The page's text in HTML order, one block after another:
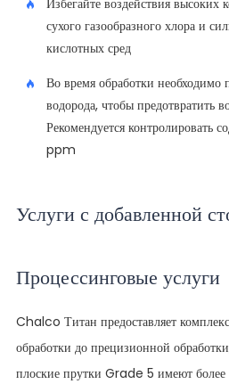
Избегайте воздействия высоких
сухого газообразного хлора и
кислотных сред
Во время обработки необходимо
водорода, чтобы предотвратить
Рекомендуется контролировать
ppm
Услуги с добавленной
Процессинговые услуги
Chalco Титан предоставляет
обработки до прецизионной
плоские прутки Grade 5 имеют